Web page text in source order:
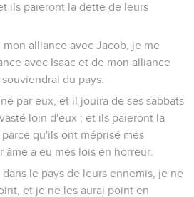
ils paieront la dette de leurs
alliance avec Jacob, je me
avec Isaac et de mon alliance
du pays.
par eux, et il jouira de ses sabbats
loin d'eux ; et ils paieront la
qu'ils ont méprisé mes
a eu mes lois en horreur.
le pays de leurs ennemis, je ne
et je ne les aurai point en